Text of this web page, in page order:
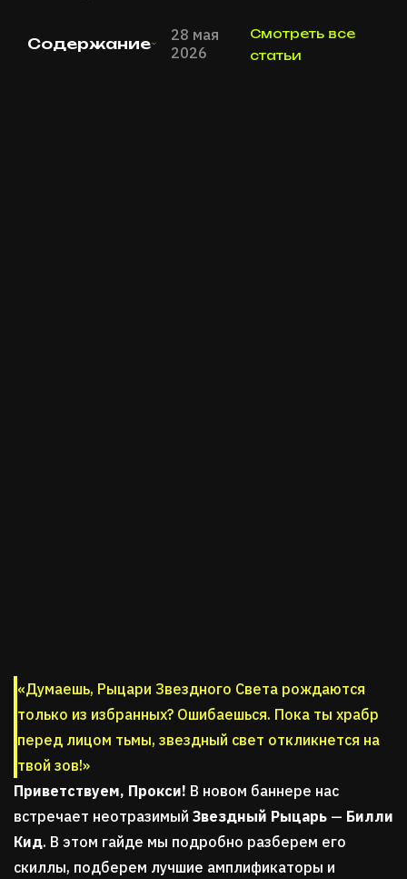
Содержание
28 мая
2026
Смотреть все
статьи
«Думаешь, Рыцари Звездного Света рождаются
только из избранных? Ошибаешься. Пока ты храбр
перед лицом тьмы, звездный свет откликнется на
твой зов!»
Приветствуем, Прокси! В новом баннере нас
встречает неотразимый Звездный Рыцарь — Билли
Кид. В этом гайде мы подробно разберем его
скиллы, подберем лучшие амплификаторы и